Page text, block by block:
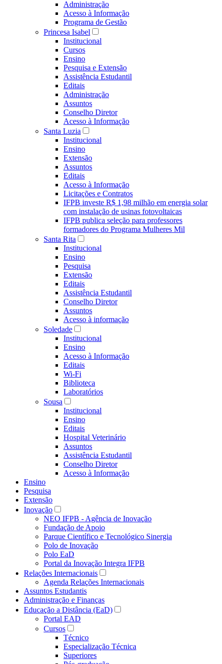
Administração
Acesso à Informação
Programa de Gestão
Princesa Isabel
Institucional
Cursos
Ensino
Pesquisa e Extensão
Assistência Estudantil
Editais
Administração
Assuntos
Conselho Diretor
Acesso à Informação
Santa Luzia
Institucional
Ensino
Extensão
Assuntos
Editais
Acesso à Informação
Licitações e Contratos
IFPB investe R$ 1,98 milhão em energia solar
com instalação de usinas fotovoltaicas
IFPB publica seleção para professores
formadores do Programa Mulheres Mil
Santa Rita
Institucional
Ensino
Pesquisa
Extensão
Editais
Assistência Estudantil
Conselho Diretor
Assuntos
Acesso à informação
Soledade
Institucional
Ensino
Acesso à Informação
Editais
Wi-Fi
Biblioteca
Laboratórios
Sousa
Institucional
Ensino
Editais
Hospital Veterinário
Assuntos
Assistência Estudantil
Conselho Diretor
Acesso à Informação
Ensino
Pesquisa
Extensão
Inovação
NEO IFPB - Agência de Inovação
Fundação de Apoio
Parque Científico e Tecnológico Sinergia
Polo de Inovação
Polo EaD
Portal da Inovação Integra IFPB
Relações Internacionais
Agenda Relações Internacionais
Assuntos Estudantis
Administração e Finanças
Educação a Distância (EaD)
Portal EAD
Cursos
Técnico
Especialização Técnica
Superiores